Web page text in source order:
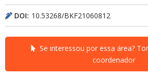
DOI: 10.53268/BKF21060812
Se interessou por essa área?
coordenador